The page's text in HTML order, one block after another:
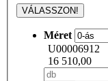
VÁLASSZON!
Méret
U00006912
16 510,00